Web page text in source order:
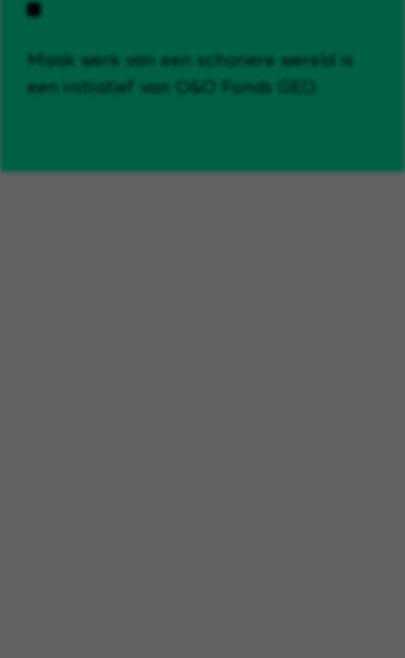
Maak werk van een schonere wereld is
een initiatief van O&O Fonds GEO.